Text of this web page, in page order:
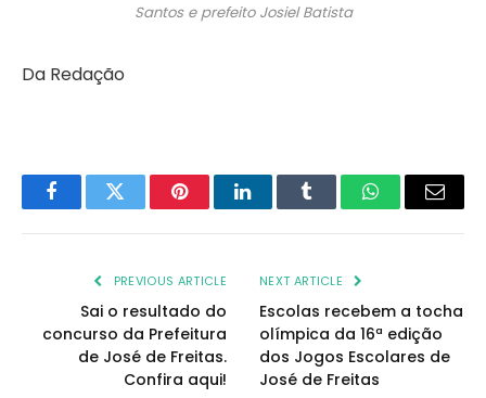
Santos e prefeito Josiel Batista
Da Redação
FacebookTwitter PinterestLinkedInTumblr WhatsAppEmail
PREVIOUS ARTICLE
Sai o resultado do
concurso da Prefeitura
de José de Freitas.
Confira aqui!
NEXT ARTICLE
Escolas recebem a tocha
olímpica da 16ª edição
dos Jogos Escolares de
José de Freitas